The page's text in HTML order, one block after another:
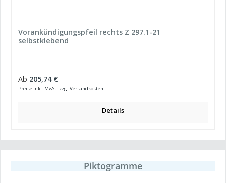
Vorankündigungspfeil rechts Z 297.1-21
selbstklebend
Regulärer Preis:
Ab 205,74 €
Preise inkl. MwSt. zzgl Versandkosten
Details
Piktogramme